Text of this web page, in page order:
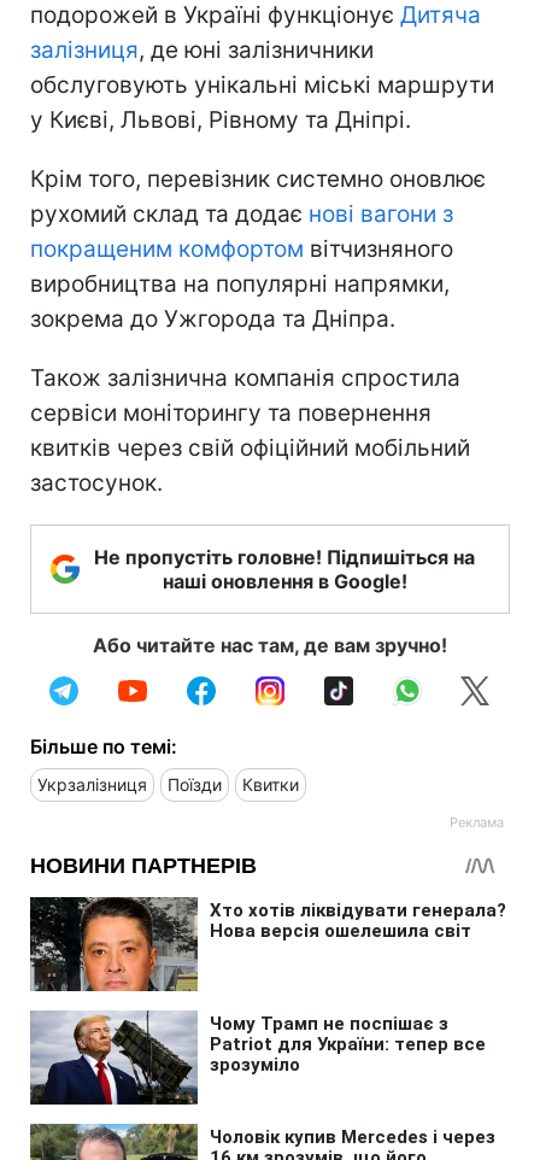
подорожей в Україні функціонує Дитяча
залізниця, де юні залізничники
обслуговують унікальні міські маршрути
у Києві, Львові, Рівному та Дніпрі.
Крім того, перевізник системно оновлює
рухомий склад та додає нові вагони з
покращеним комфортом вітчизняного
виробництва на популярні напрямки,
зокрема до Ужгорода та Дніпра.
Також залізнична компанія спростила
сервіси моніторингу та повернення
квитків через свій офіційний мобільний
застосунок.
Не пропустіть головне! Підпишіться на
наші оновлення в Google!
Або читайте нас там, де вам зручно!
Більше по темі:
Укрзалізниця Поїзди Квитки